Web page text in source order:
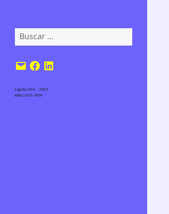
Buscar:
Correo
electrónico
Facebook
LinkedIn
Lupita 2014 – 2023
ISSN 2555-6797